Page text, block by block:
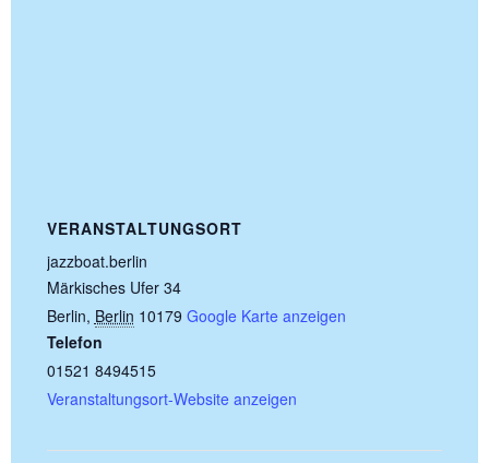
VERANSTALTUNGSORT
jazzboat.berlin
Märkisches Ufer 34
Berlin, Berlin 10179 Google Karte anzeigen
Telefon
01521 8494515
Veranstaltungsort-Website anzeigen